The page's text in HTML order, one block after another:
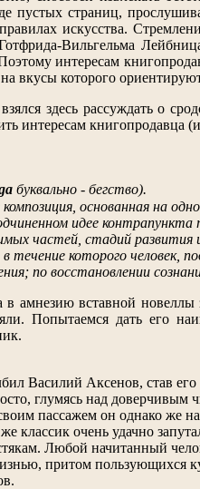
пустых страниц,
искусства.
Вильгельма
интересам
вкусы которого
здесь рассуждать о
интересам книгопродавца
буквально - бегство).
основанная на
идее
частей, стадий развития
течение которого человек,
по восстановлении
в амнезию вставной
Попытаемся дать его
Василий Аксенов, став
глумясь над доверчивым
пассажем он однако же
очень удачно
Любой начитанный
притом пользующихся